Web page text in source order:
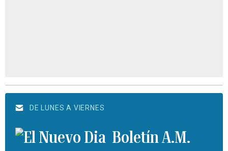
DE LUNES A VIERNES
Boletín A.M.